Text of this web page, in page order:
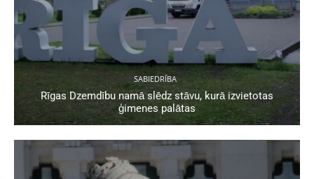
SABIEDRĪBA
Rīgas Dzemdību namā slēdz stāvu, kurā izvietotas
ģimenes palātas